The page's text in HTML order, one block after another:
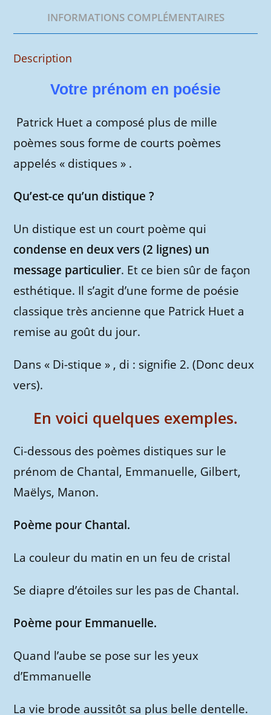
INFORMATIONS COMPLÉMENTAIRES
Description
Votre prénom en poésie
Patrick Huet a composé plus de mille
poèmes sous forme de courts poèmes
appelés « distiques » .
Qu’est-ce qu’un distique ?
Un distique est un court poème qui
condense en deux vers (2 lignes) un
message particulier. Et ce bien sûr de façon
esthétique. Il s’agit d’une forme de poésie
classique très ancienne que Patrick Huet a
remise au goût du jour.
Dans « Di-stique » , di : signifie 2. (Donc deux
vers).
En voici quelques exemples.
Ci-dessous des poèmes distiques sur le
prénom de Chantal, Emmanuelle, Gilbert,
Maëlys, Manon.
Poème pour Chantal.
La couleur du matin en un feu de cristal
Se diapre d’étoiles sur les pas de Chantal.
Poème pour Emmanuelle.
Quand l’aube se pose sur les yeux
d’Emmanuelle
La vie brode aussitôt sa plus belle dentelle.